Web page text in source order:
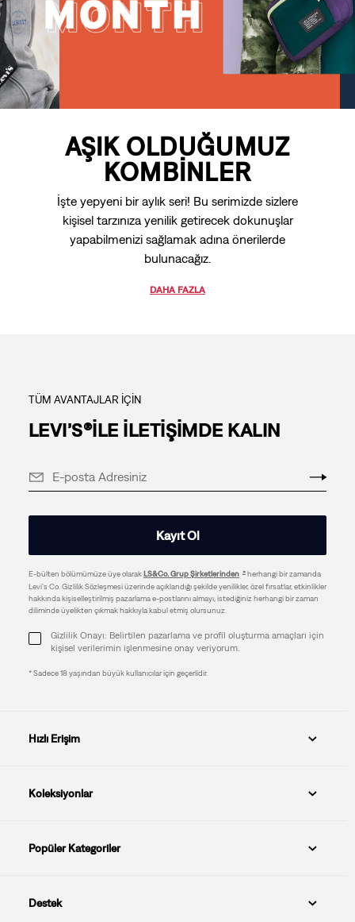
AŞIK OLDUĞUMUZ
KOMBİNLER
İşte yepyeni bir aylık seri! Bu serimizde sizlere
kişisel tarzınıza yenilik getirecek dokunuşlar
yapabilmenizi sağlamak adına önerilerde
bulunacağız.
DAHA FAZLA
TÜM AVANTAJLAR İÇİN
LEVI’S®İLE İLETİŞİMDE KALIN
Kayıt Ol
E-bülten bölümümüze üye olarakLS&Co. Grup Şirketlerinden
herhangi bir zamanda
Levi's Co. Gizlilik Sözleşmesi üzerinde açıklandığı şekilde yenilikler, özel fırsatlar, etkinlikler
hakkında kişiselleştirilmiş pazarlama e-postlarını almayı, istediğiniz herhangi bir zaman
diliminde üyelikten çıkmak hakkıyla kabul etmiş olursunuz.
Gizlilik Onayı: Belirtilen pazarlama ve profil oluşturma amaçları için
kişisel verilerimin işlenmesine onay veriyorum.
* Sadece 18 yaşından büyük kullanıcılar için geçerlidir.
Hızlı Erişim
Koleksiyonlar
Popüler Kategoriler
Destek